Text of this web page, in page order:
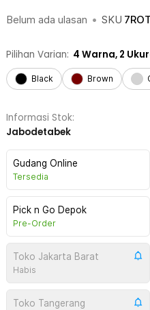
Belum ada ulasan • SKU
Pilihan Varian: 4 Warna, 2
Black Brown
Informasi Stok:
Jabodetabek
Gudang Online
Tersedia
Pick n Go Depok
Pre-Order
Toko Jakarta Barat
Habis
Toko Tangerang